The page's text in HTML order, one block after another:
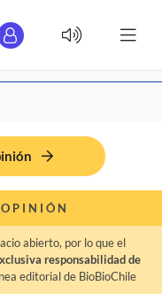
abierto, por lo que el
responsabilidad de
editorial de BioBioChile